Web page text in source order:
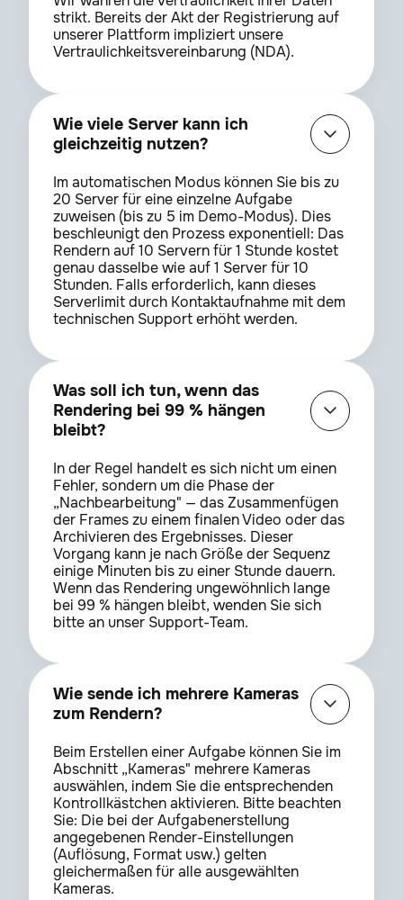
strikt. Bereits der Akt der Registrierung auf
unserer Plattform impliziert unsere
Vertraulichkeitsvereinbarung (NDA).
Wie viele Server kann ich
gleichzeitig nutzen?
Im automatischen Modus können Sie bis zu
20 Server für eine einzelne Aufgabe
zuweisen (bis zu 5 im Demo-Modus). Dies
beschleunigt den Prozess exponentiell: Das
Rendern auf 10 Servern für 1 Stunde kostet
genau dasselbe wie auf 1 Server für 10
Stunden. Falls erforderlich, kann dieses
Serverlimit durch Kontaktaufnahme mit dem
technischen Support erhöht werden.
Was soll ich tun, wenn das
Rendering bei 99 % hängen
bleibt?
In der Regel handelt es sich nicht um einen
Fehler, sondern um die Phase der
„Nachbearbeitung" — das Zusammenfügen
der Frames zu einem finalen Video oder das
Archivieren des Ergebnisses. Dieser
Vorgang kann je nach Größe der Sequenz
einige Minuten bis zu einer Stunde dauern.
Wenn das Rendering ungewöhnlich lange
bei 99 % hängen bleibt, wenden Sie sich
bitte an unser Support-Team.
Wie sende ich mehrere Kameras
zum Rendern?
Beim Erstellen einer Aufgabe können Sie im
Abschnitt „Kameras" mehrere Kameras
auswählen, indem Sie die entsprechenden
Kontrollkästchen aktivieren. Bitte beachten
Sie: Die bei der Aufgabenerstellung
angegebenen Render-Einstellungen
(Auflösung, Format usw.) gelten
gleichermaßen für alle ausgewählten
Kameras.